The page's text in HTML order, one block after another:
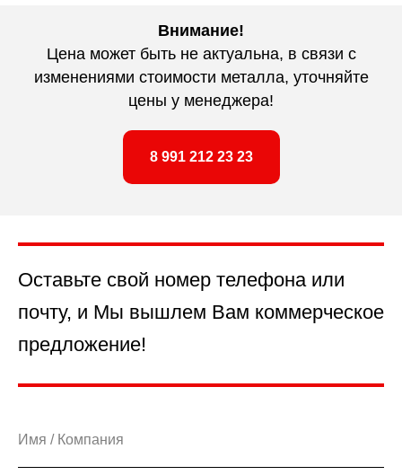
Внимание!
Цена может быть не актуальна, в связи с
изменениями стоимости металла, уточняйте
цены у менеджера!
8 991 212 23 23
Оставьте свой номер телефона или
почту, и Мы вышлем Вам коммерческое
предложение!